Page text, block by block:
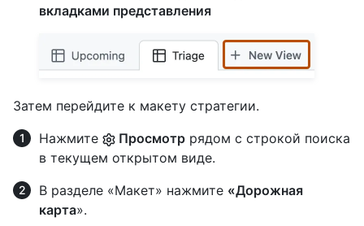
вкладками представления
Затем перейдите к макету стратегии.
Нажмите
Просмотр рядом с строкой поиска
в текущем открытом виде.
В разделе «Макет» нажмите «Дорожная
карта».